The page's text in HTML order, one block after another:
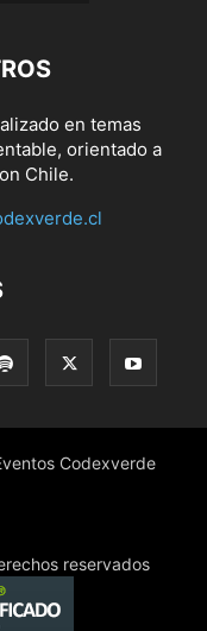
en temas
orientado a
Chile.
Codexverde
reservados